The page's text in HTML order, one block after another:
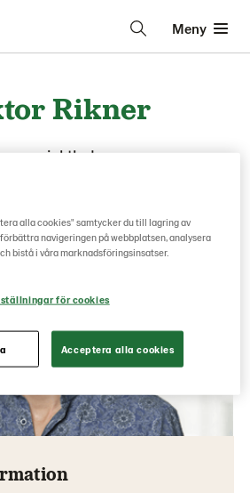
Meny
Rikner
alla cookies" samtycker du till lagring av
navigeringen på webbplatsen, analysera
bistå i våra marknadsföringsinsatser.
för cookies
Acceptera alla cookies